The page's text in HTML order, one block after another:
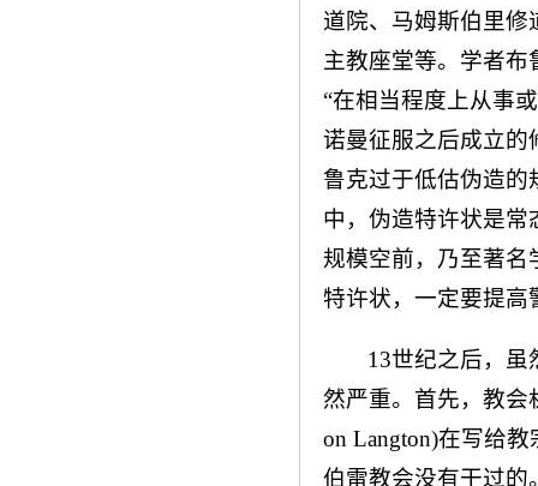
道院、马姆斯伯里修
主教座堂等。学者
“在相当程度上从事
诺曼征服之后成立的
鲁克过于低估伪造
中，伪造特许状是常
规模空前，乃至著名
特许状，一定要提高
13世纪之后，
然严重。首先，教会
on Langton)在写给
伯雷教会没有干过的